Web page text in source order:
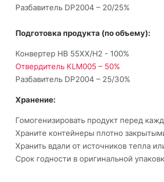
Разбавитель DP2004 – 20/25%
Подготовка продукта (по объему):
Конвертер HB 55XX/H2 - 100%
Отвердитель KLM005 – 50%
Разбавитель DP2004 – 25/30%
Хранение:
Гомогенизировать продукт перед
Храните контейнеры плотно
Хранить вдали от источников тепла
Срок годности в оригинальной